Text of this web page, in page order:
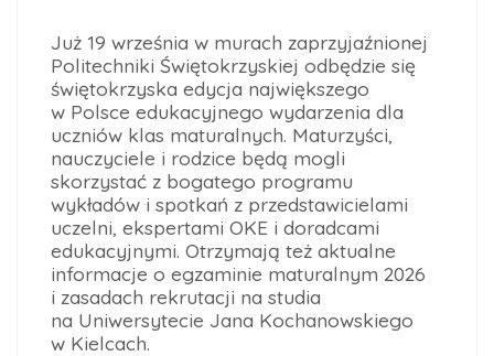
Już 19 września w murach zaprzyjaźnionej
Politechniki Świętokrzyskiej odbędzie się
świętokrzyska edycja największego
w Polsce edukacyjnego wydarzenia dla
uczniów klas maturalnych. Maturzyści,
nauczyciele i rodzice będą mogli
skorzystać z bogatego programu
wykładów i spotkań z przedstawicielami
uczelni, ekspertami OKE i doradcami
edukacyjnymi. Otrzymają też aktualne
informacje o egzaminie maturalnym 2026
i zasadach rekrutacji na studia
na Uniwersytecie Jana Kochanowskiego
w Kielcach.